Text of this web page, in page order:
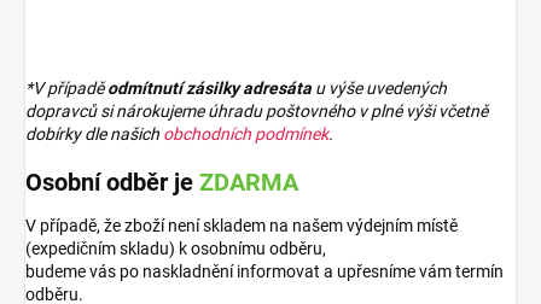
*V případěodmítnutí zásilky adresáta u výše uvedených
dopravců si nárokujeme úhradu poštovného v plné výši včetně
dobírky dle našich obchodních podmínek.
Osobní odběr je ZDARMA
V případě, že zboží není skladem na našem výdejním místě
(expedičním skladu) k osobnímu odběru,
budeme vás po naskladnění informovat a upřesníme vám termín
odběru.